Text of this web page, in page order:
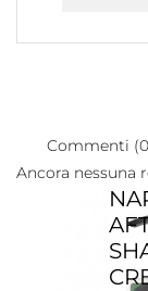
Commenti
Ancora nessuna